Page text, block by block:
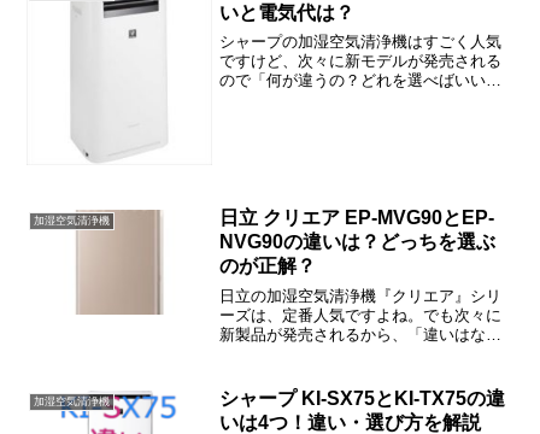
いと電気代は？
シャープの加湿空気清浄機はすごく人気
ですけど、次々に新モデルが発売される
ので「何が違うの？どれを選べばいい
加湿空気清浄機
日立 クリエア EP-MVG90とEP-
NVG90の違いは？どっちを選ぶ
のが正解？
日立の加湿空気清浄機『クリエア』シリ
ーズは、定番人気ですよね。でも次々に
新製品が発売されるから、「違いはな
NVG90の違いや口コミ、価格情報などを
ご紹介しますね。日...
加湿空気清浄機
シャープ KI-SX75とKI-TX75の違
いは4つ！違い・選び方を解説